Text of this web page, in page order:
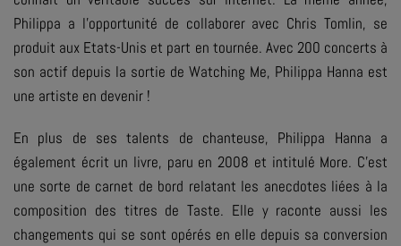
Philippa a l'opportunité de collaborer avec Chris Tomlin, se
produit aux Etats-Unis et part en tournée. Avec 200 concerts à
son actif depuis la sortie de Watching Me, Philippa Hanna est
une artiste en devenir !
En plus de ses talents de chanteuse, Philippa Hanna a
également écrit un livre, paru en 2008 et intitulé More. C'est
une sorte de carnet de bord relatant les anecdotes liées à la
composition des titres deTaste. Elle y raconte aussi les
changements qui se sont opérés en elle depuis sa conversion